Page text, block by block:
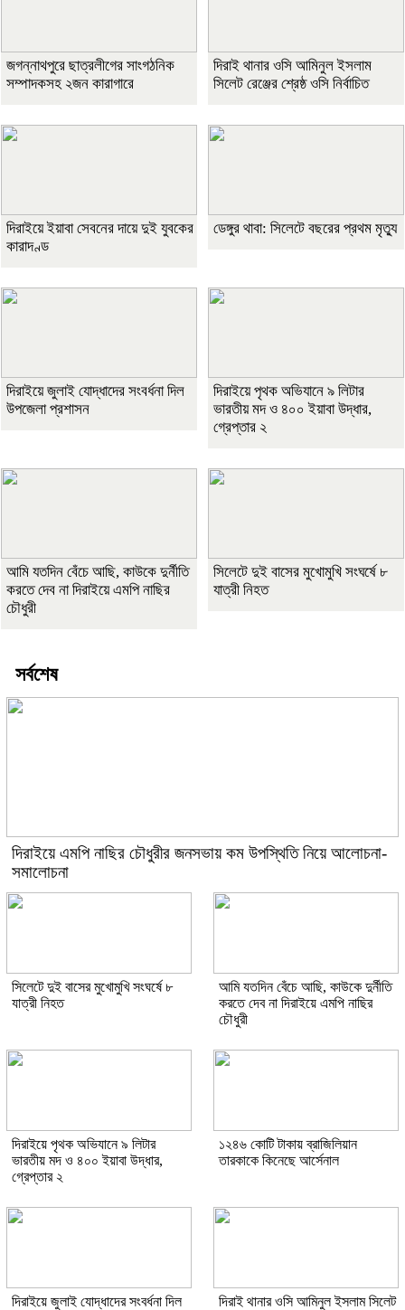
জগন্নাথপুরে ছাত্রলীগের সাংগঠনিক
সম্পাদকসহ ২জন কারাগারে
দিরাই থানার ওসি আমিনুল ইসলাম
সিলেট রেঞ্জের শ্রেষ্ঠ ওসি নির্বাচিত
দিরাইয়ে ইয়াবা সেবনের দায়ে দুই যুবকের
কারাদণ্ড
ডেঙ্গুর থাবা: সিলেটে বছরের প্রথম মৃত্যু
দিরাইয়ে জুলাই যোদ্ধাদের সংবর্ধনা দিল
উপজেলা প্রশাসন
দিরাইয়ে পৃথক অভিযানে ৯ লিটার
ভারতীয় মদ ও ৪০০ ইয়াবা উদ্ধার,
গ্রেপ্তার ২
আমি যতদিন বেঁচে আছি, কাউকে দুর্নীতি
করতে দেব না দিরাইয়ে এমপি নাছির
চৌধুরী
সিলেটে দুই বাসের মুখোমুখি সংঘর্ষে ৮
যাত্রী নিহত
সর্বশেষ
দিরাইয়ে এমপি নাছির চৌধুরীর জনসভায় কম উপস্থিতি নিয়ে আলোচনা-
সমালোচনা
সিলেটে দুই বাসের মুখোমুখি সংঘর্ষে ৮
যাত্রী নিহত
আমি যতদিন বেঁচে আছি, কাউকে দুর্নীতি
করতে দেব না দিরাইয়ে এমপি নাছির
চৌধুরী
দিরাইয়ে পৃথক অভিযানে ৯ লিটার
ভারতীয় মদ ও ৪০০ ইয়াবা উদ্ধার,
গ্রেপ্তার ২
১২৪৬ কোটি টাকায় ব্রাজিলিয়ান
তারকাকে কিনেছে আর্সেনাল
দিরাইয়ে জুলাই যোদ্ধাদের সংবর্ধনা দিল
দিরাই থানার ওসি আমিনুল ইসলাম সিলেট